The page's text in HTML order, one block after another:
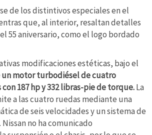
de los distintivos especiales en el
que, al interior, resaltan detalles
55 aniversario, como el logo bordado
modificaciones estéticas, bajo el
un motor turbodiésel de cuatro
187 hp y 332 libras-pie de torque.La
a las cuatro ruedas mediante una
de seis velocidades y un sistema de
Nissan no ha comunicado